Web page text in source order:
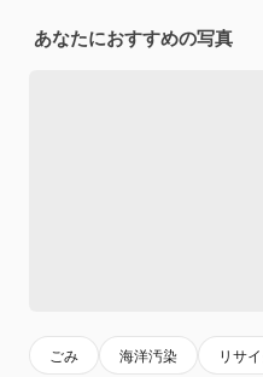
あなたにおすすめの写真
ごみ 海洋汚染 リサ